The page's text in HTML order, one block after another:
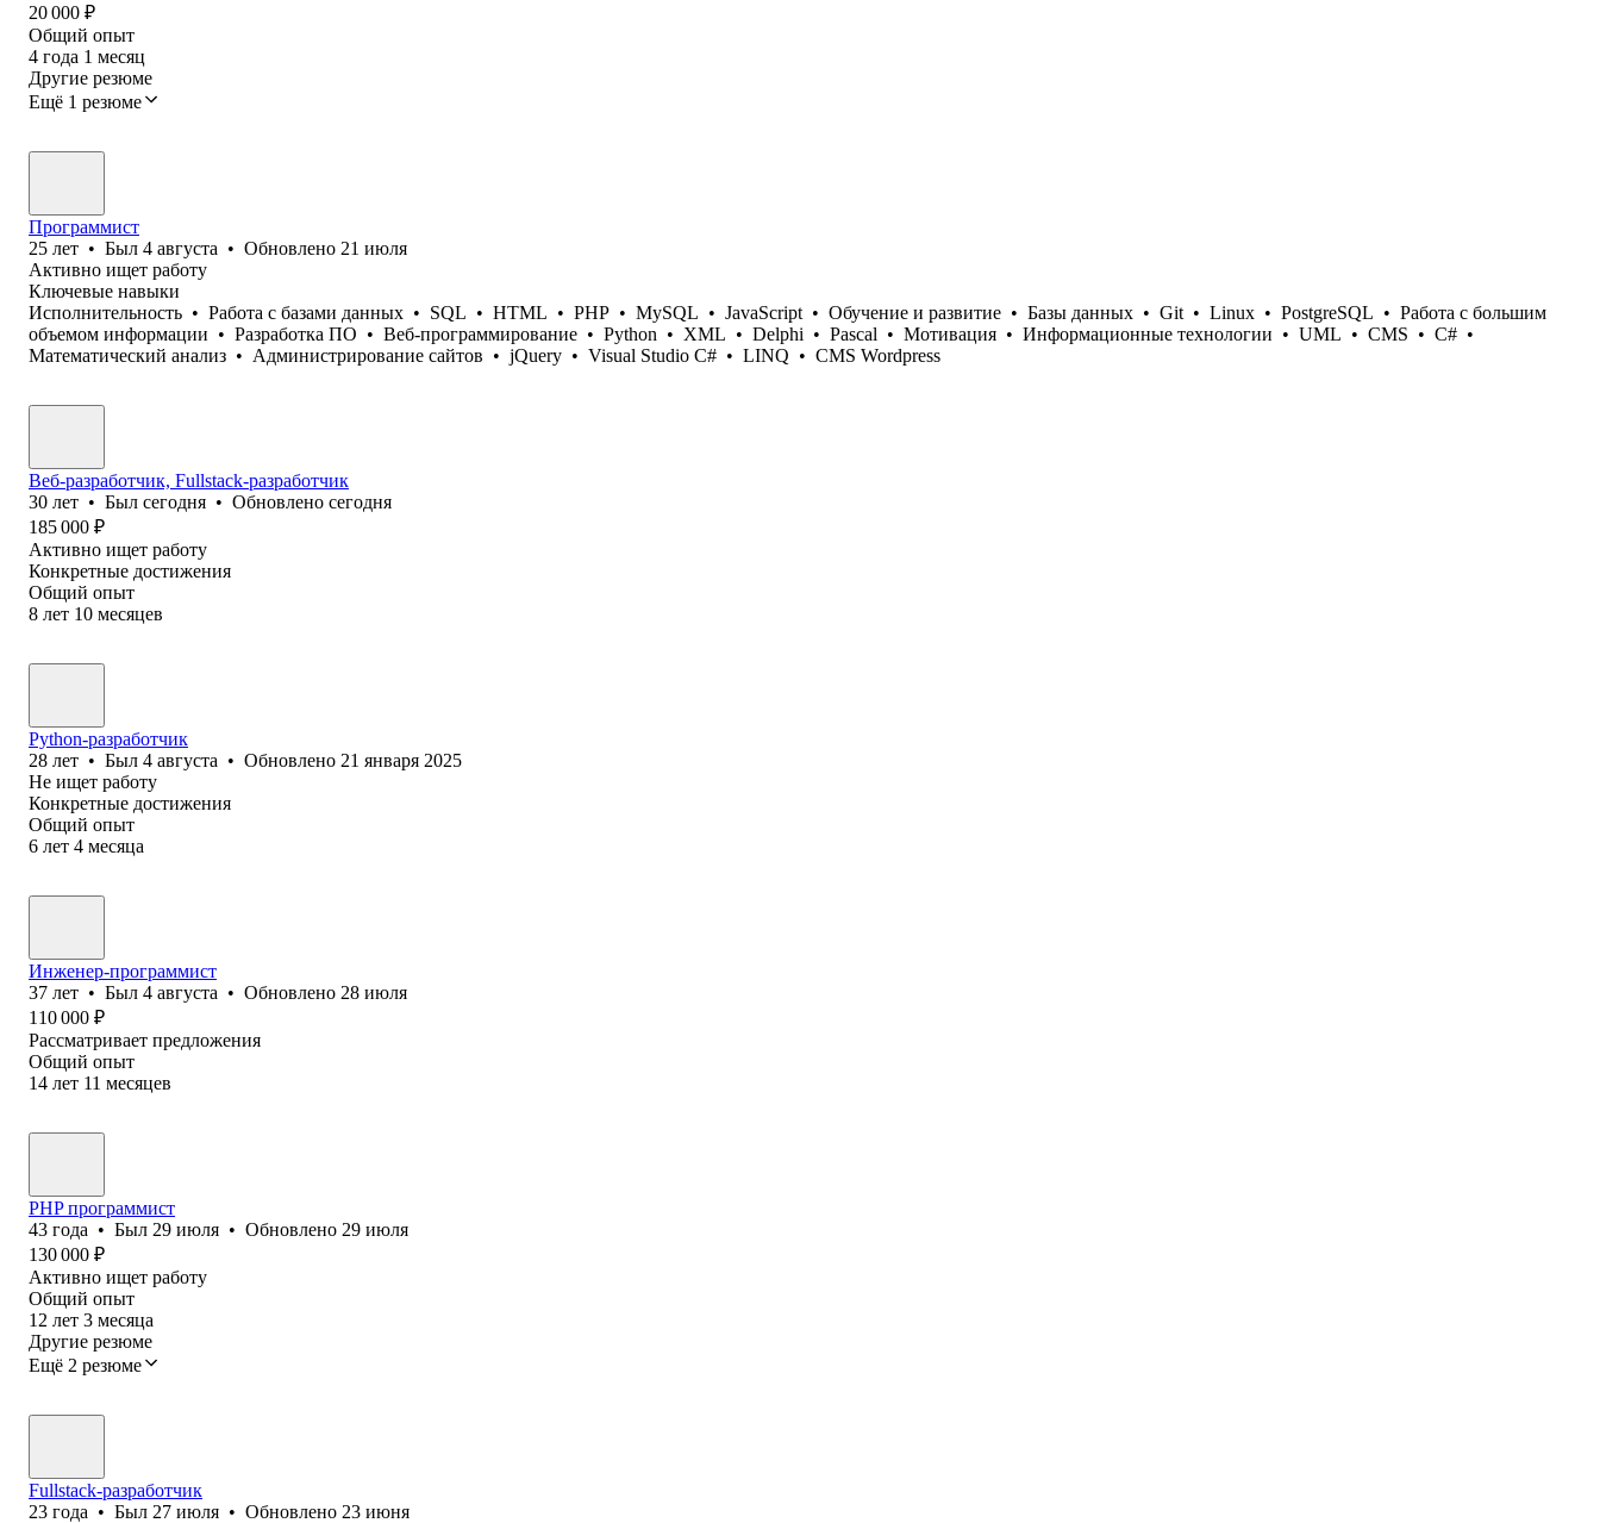
20 000 ₽
Общий опыт
4 года 1 месяц
Другие резюме
Ещё 1 резюме
Программист
25 лет • Был 4 августа • Обновлено 21 июля
Активно ищет работу
Ключевые навыки
Исполнительность • Работа с базами данных • SQL • HTML • PHP • MySQL • JavaScript • Обучение и развитие • Базы данных • Git • Linux • PostgreSQL • Работа с большим
объемом информации • Разработка ПО • Веб-программирование • Python • XML • Delphi • Pascal • Мотивация • Информационные технологии • UML • CMS • С# •
Математический анализ • Администрирование сайтов • jQuery • Visual Studio C# • LINQ • CMS Wordpress
Веб-разработчик, Fullstack-разработчик
30 лет • Был сегодня • Обновлено сегодня
185 000 ₽
Активно ищет работу
Конкретные достижения
Общий опыт
8 лет 10 месяцев
Python-разработчик
28 лет • Был 4 августа • Обновлено 21 января 2025
Не ищет работу
Конкретные достижения
Общий опыт
6 лет 4 месяца
Инженер-программист
37 лет • Был 4 августа • Обновлено 28 июля
110 000 ₽
Рассматривает предложения
Общий опыт
14 лет 11 месяцев
PHP программист
43 года • Был 29 июля • Обновлено 29 июля
130 000 ₽
Активно ищет работу
Общий опыт
12 лет 3 месяца
Другие резюме
Ещё 2 резюме
Fullstack-разработчик
23 года • Был 27 июля • Обновлено 23 июня